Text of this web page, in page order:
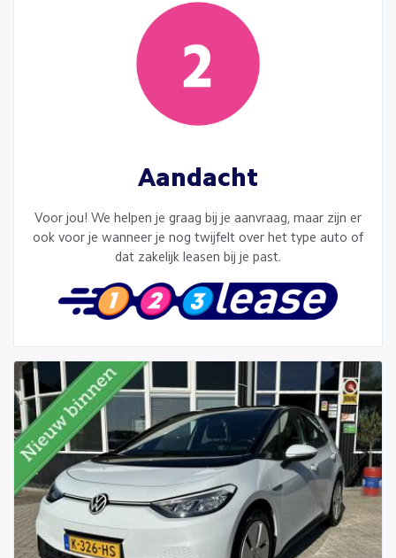
Aandacht
Voor jou! We helpen je graag bij je aanvraag, maar zijn er
ook voor je wanneer je nog twijfelt over het type auto of
dat zakelijk leasen bij je past.